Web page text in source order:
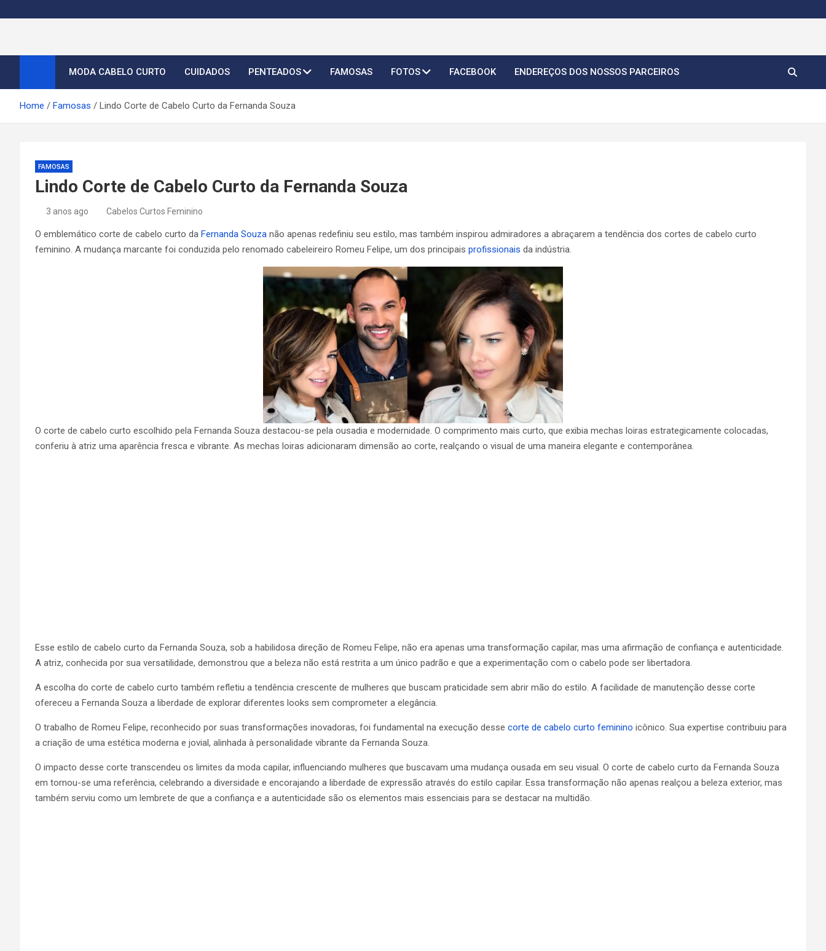
p
Cortes de Cabelo Curto Feminino 2026
MODA CABELO CURTO CUIDADOS PENTEADOS FAMOSAS FOTOS FACEBOOK ENDEREÇOS DOS NOSSOS PARCEIROS
Home Famosas Lindo Corte de Cabelo Curto da Fernanda Souza
FAMOSAS
Lindo Corte de Cabelo Curto da Fernanda Souza
3 anos ago Cabelos Curtos Feminino
O emblemático corte de cabelo curto da Fernanda Souza não apenas redefiniu seu estilo, mas também inspirou admiradores a abraçarem a tendência dos cortes de cabelo curto
feminino. A mudança marcante foi conduzida pelo renomado cabeleireiro Romeu Felipe, um dos principais profissionais da indústria.
O corte de cabelo curto escolhido pela Fernanda Souza destacou-se pela ousadia e modernidade. O comprimento mais curto, que exibia mechas loiras estrategicamente colocadas,
conferiu à atriz uma aparência fresca e vibrante. As mechas loiras adicionaram dimensão ao corte, realçando o visual de uma maneira elegante e contemporânea.
Esse estilo de cabelo curto da Fernanda Souza, sob a habilidosa direção de Romeu Felipe, não era apenas uma transformação capilar, mas uma afirmação de confiança e autenticidade.
A atriz, conhecida por sua versatilidade, demonstrou que a beleza não está restrita a um único padrão e que a experimentação com o cabelo pode ser libertadora.
A escolha do corte de cabelo curto também refletiu a tendência crescente de mulheres que buscam praticidade sem abrir mão do estilo. A facilidade de manutenção desse corte
ofereceu a Fernanda Souza a liberdade de explorar diferentes looks sem comprometer a elegância.
O trabalho de Romeu Felipe, reconhecido por suas transformações inovadoras, foi fundamental na execução desse corte de cabelo curto feminino icônico. Sua expertise contribuiu para
a criação de uma estética moderna e jovial, alinhada à personalidade vibrante da Fernanda Souza.
O impacto desse corte transcendeu os limites da moda capilar, influenciando mulheres que buscavam uma mudança ousada em seu visual. O corte de cabelo curto da Fernanda Souza
em tornou-se uma referência, celebrando a diversidade e encorajando a liberdade de expressão através do estilo capilar. Essa transformação não apenas realçou a beleza exterior, mas
também serviu como um lembrete de que a confiança e a autenticidade são os elementos mais essenciais para se destacar na multidão.